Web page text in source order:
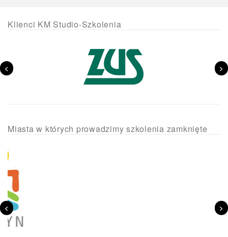
Klienci KM Studio-Szkolenia
< >
Miasta w których prowadzimy szkolenia zamknięte
< >